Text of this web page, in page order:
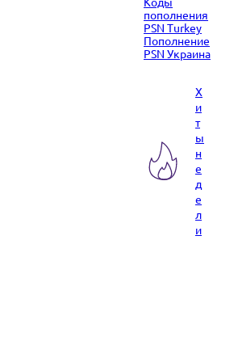
пополнения
PSN Turkey
Пополнение
PSN Украина
Х
и
т
ы
н
е
д
е
л
и